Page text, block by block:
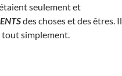
seulement et
des choses et des êtres.
, tout simplement.